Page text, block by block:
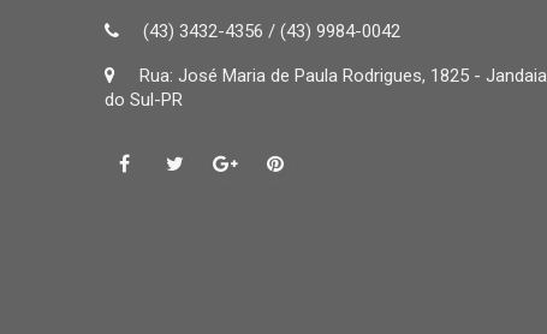
(43) 3432-4356 / (43) 9984-0042
Rua: José Maria de Paula Rodrigues, 1825 - Jandaia
do Sul-PR